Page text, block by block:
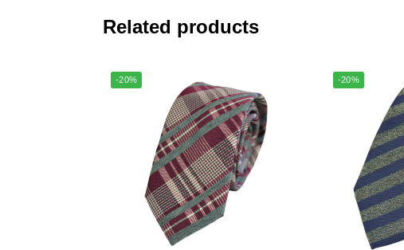
Related products
-20% -20%